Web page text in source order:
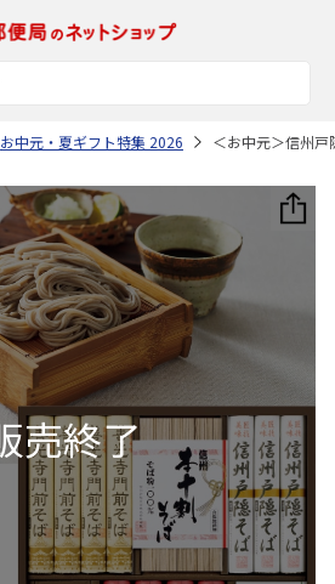
お中元・夏ギフト特集 2026 ＜お中元＞信州